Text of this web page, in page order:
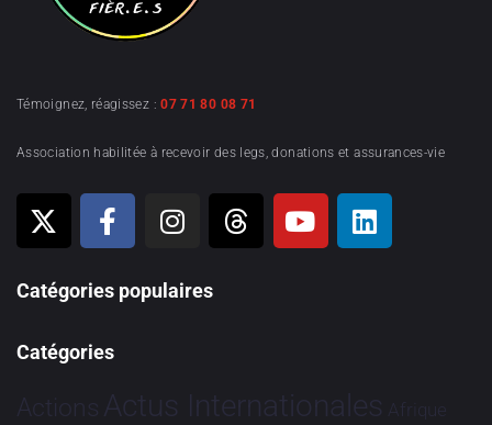
Témoignez, réagissez :07 71 80 08 71
Association habilitée à recevoir des legs, donations et assurances-vie
Catégories populaires
Catégories
Actions Actus Internationales Afrique